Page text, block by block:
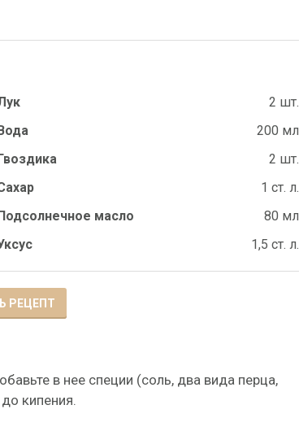
2 шт.
200 мл
2 шт.
1 ст. л.
масло
80 мл
1,5 ст. л.
РЕЦЕПТ
в нее специи (соль, два вида перца,
кипения.